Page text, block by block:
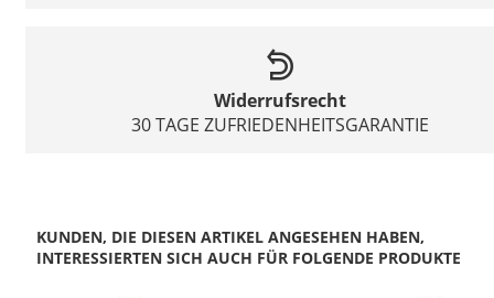
Widerrufsrecht
30 TAGE ZUFRIEDENHEITSGARANTIE
KUNDEN, DIE DIESEN ARTIKEL ANGESEHEN HABEN,
INTERESSIERTEN SICH AUCH FÜR FOLGENDE PRODUKTE